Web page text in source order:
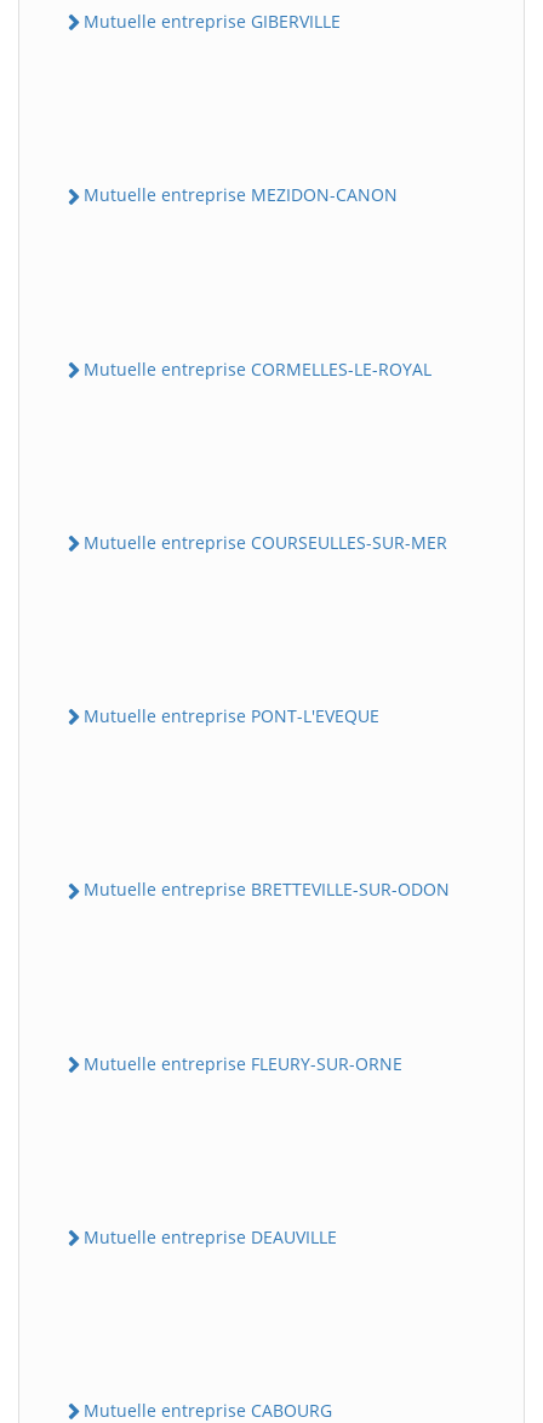
Mutuelle entreprise GIBERVILLE
Mutuelle entreprise MEZIDON-CANON
Mutuelle entreprise CORMELLES-LE-ROYAL
Mutuelle entreprise COURSEULLES-SUR-MER
Mutuelle entreprise PONT-L'EVEQUE
Mutuelle entreprise BRETTEVILLE-SUR-ODON
Mutuelle entreprise FLEURY-SUR-ORNE
Mutuelle entreprise DEAUVILLE
Mutuelle entreprise CABOURG